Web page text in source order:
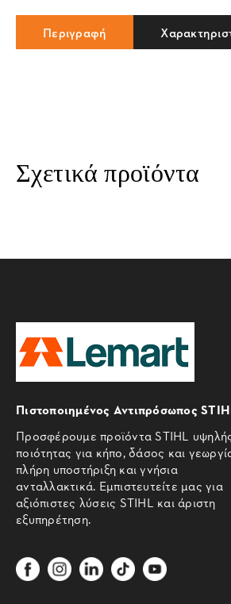
Περιγραφή
Σχετικά προϊόντα
Πιστοποιημένος Αντιπρόσωπος
Προσφέρουμε προϊόντα STIHL
ποιότητας για κήπο, δάσος και
πλήρη υποστήριξη και γνήσια
ανταλλακτικά. Εμπιστευτείτε μας για
αξιόπιστες λύσεις STIHL και άριστη
εξυπηρέτηση.